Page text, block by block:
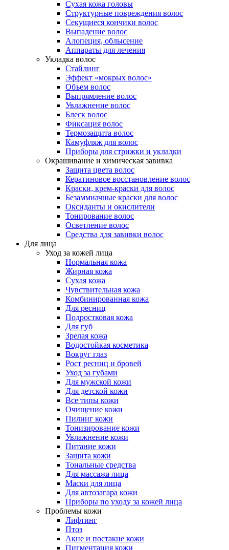
Сухая кожа головы
Структурные повреждения волос
Секущиеся кончики волос
Выпадение волос
Алопеция, облысение
Аппараты для лечения
Укладка волос
Стайлинг
Эффект «мокрых волос»
Объем волос
Выпрямление волос
Увлажнение волос
Блеск волос
Фиксация волос
Термозащита волос
Камуфляж для волос
Приборы для стрижки и укладки
Окрашивание и химическая завивка
Защита цвета волос
Кератиновое восстановление волос
Краски, крем-краски для волос
Безаммиачные краски для волос
Оксиданты и окислители
Тонирование волос
Осветление волос
Средства для завивки волос
Для лица
Уход за кожей лица
Нормальная кожа
Жирная кожа
Сухая кожа
Чувствительная кожа
Комбинированная кожа
Для ресниц
Подростковая кожа
Для губ
Зрелая кожа
Водостойкая косметика
Вокруг глаз
Рост ресниц и бровей
Уход за губами
Для мужской кожи
Для детской кожи
Все типы кожи
Очищение кожи
Пилинг кожи
Тонизирование кожи
Увлажнение кожи
Питание кожи
Защита кожи
Тональные средства
Для массажа лица
Маски для лица
Для автозагара кожи
Приборы по уходу за кожей лица
Проблемы кожи
Лифтинг
Птоз
Акне и постакне кожи
Пигментация кожи